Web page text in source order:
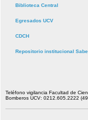
Biblioteca Central
Egresados UCV
CDCH
Repositorio institucional
Teléfono vigilancia Facultad de
Bomberos UCV: 0212.605.2222